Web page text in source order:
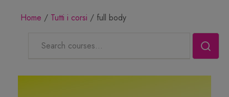
Home Tutti i corsi full body